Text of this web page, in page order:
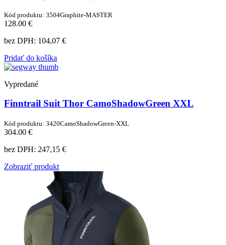
Kód produktu: 3504Graphite-MASTER
128.00 €
bez DPH: 104,07 €
Pridať do košíka
Vypredané
Finntrail Suit Thor CamoShadowGreen XXL
Kód produktu: 3420CamoShadowGreen-XXL
304.00 €
bez DPH: 247,15 €
Zobraziť produkt